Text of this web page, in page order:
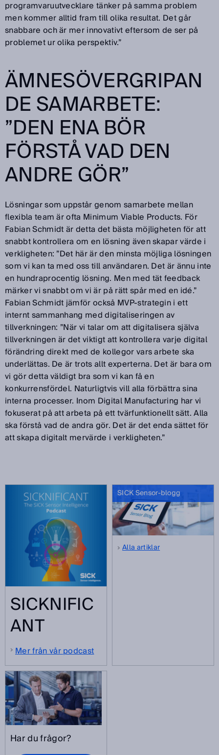
programvaruutvecklare tänker på samma problem
men kommer alltid fram till olika resultat. Det går
snabbare och är mer innovativt eftersom de ser på
problemet ur olika perspektiv.”
ÄMNESÖVERGRIPAN
DE SAMARBETE:
”DEN ENA BÖR
FÖRSTÅ VAD DEN
ANDRE GÖR”
Lösningar som uppstår genom samarbete mellan
flexibla team är ofta Minimum Viable Products. För
Fabian Schmidt är detta det bästa möjligheten för att
snabbt kontrollera om en lösning även skapar värde i
verkligheten: ”Det här är den minsta möjliga lösningen
som vi kan ta med oss till användaren. Det är ännu inte
en hundraprocentig lösning. Men med tät feedback
märker vi snabbt om vi är på rätt spår med en idé.”
Fabian Schmidt jämför också MVP-strategin i ett
internt sammanhang med digitaliseringen av
tillverkningen: ”När vi talar om att digitalisera själva
tillverkningen är det viktigt att kontrollera varje digital
förändring direkt med de kollegor vars arbete ska
underlättas. De är trots allt experterna. Det är bara om
vi gör detta väldigt bra som vi kan få en
konkurrensfördel. Naturligtvis vill alla förbättra sina
interna processer. Inom Digital Manufacturing har vi
fokuserat på att arbeta på ett tvärfunktionellt sätt. Alla
ska förstå vad de andra gör. Det är det enda sättet för
att skapa digitalt mervärde i verkligheten.”
SICKNIFIC
ANT
Mer från vår podcast
SICK Sensor-blogg
Alla artiklar
Har du frågor?